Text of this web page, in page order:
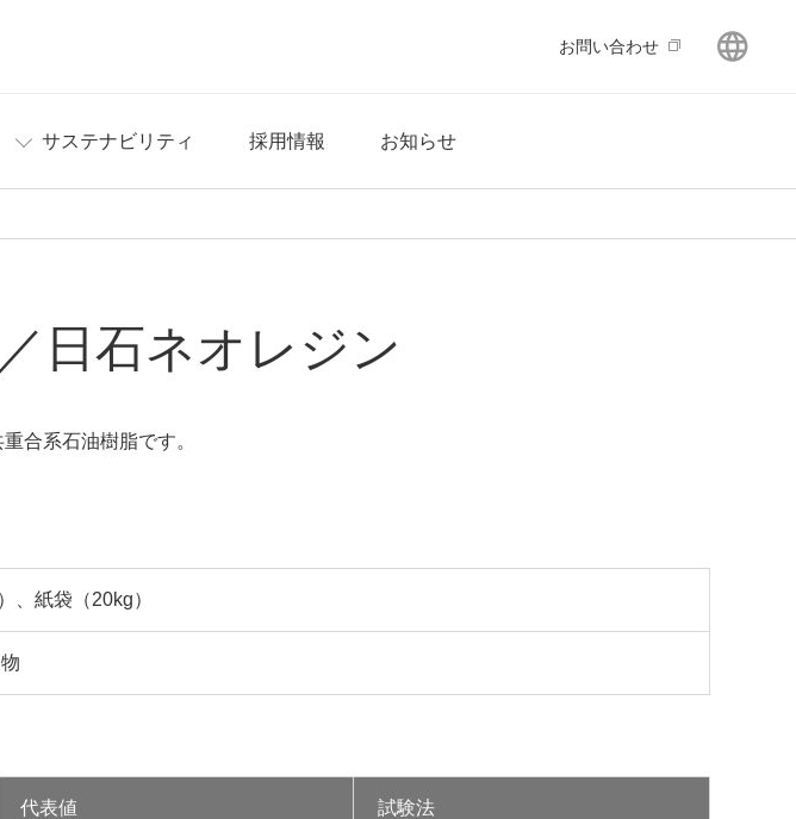
お問い合わせ
サステナビリティ 採用情報 お知らせ
日石ネオレジン
合系石油樹脂です。
、紙袋（20kg）
代表値 試験法